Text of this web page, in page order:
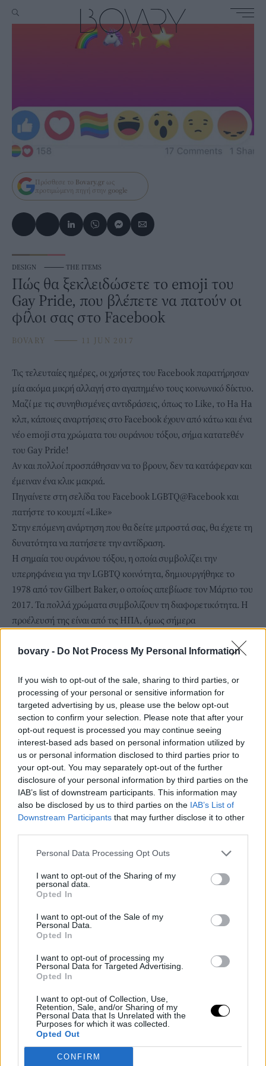
bovary - Do Not Process My Personal Information
If you wish to opt-out of the sale, sharing to third parties, or
processing of your personal or sensitive information for
targeted advertising by us, please use the below opt-out
section to confirm your selection. Please note that after your
opt-out request is processed you may continue seeing
interest-based ads based on personal information utilized by
us or personal information disclosed to third parties prior to
your opt-out. You may separately opt-out of the further
disclosure of your personal information by third parties on the
IAB’s list of downstream participants. This information may
also be disclosed by us to third parties on the IAB’s List of
Downstream Participants that may further disclose it to other
Personal Data Processing Opt Outs
I want to opt-out of the Sharing of my
personal data.
Opted In
I want to opt-out of the Sale of my
Personal Data.
Opted In
I want to opt-out of processing my
Personal Data for Targeted Advertising.
Opted In
I want to opt-out of Collection, Use,
Retention, Sale, and/or Sharing of my
Personal Data that Is Unrelated with the
Purposes for which it was collected.
Opted Out
CONFIRM
Πρόσθεσε το Bovary.gr ως
προτιμώμενη πηγή στην google
DESIGN ⸻ THE ITEMS
Πώς θα ξεκλειδώσετε το emoji του
Gay Pride, που βλέπετε να πατούν οι
φίλοι σας στο Facebook
BOVARY ⸻ 11 JUN 2017
Τις τελευταίες ημέρες, οι χρήστες του Facebook παρατήρησαν
μία ακόμα μικρή αλλαγή στο αγαπημένο τους κοινωνικό δίκτυο.
Μαζί με τις συνηθισμένες αντιδράσεις, όπως το Like, το Ha Ha
κλπ, κάποιες αναρτήσεις στο Facebook έχουν από κάτω και ένα
νέο emoji στα χρώματα του ουράνιου τόξου, σήμα κατατεθέν
του Gay Pride!
Αν και πολλοί προσπάθησαν να το βρουν, δεν τα κατάφεραν και
έμειναν ένα κλικ μακριά.
Πηγαίνετε στη σελίδα του Facebook LGBTQ@Facebook και
πατήστε το κουμπί «Like»
Στην επόμενη ανάρτηση που θα δείτε μπροστά σας, θα έχετε τη
δυνατότητα να πατήσετε την αντίδραση.
Η σημαία του ουράνιου τόξου, η οποία συμβολίζει την
υπερηφάνεια για την LGBTQ κοινότητα, δημιουργήθηκε το
1978 από τον Gilbert Baker, ο οποίος απεβίωσε τον Μάρτιο του
2017. Τα πολλά χρώματα συμβολίζουν τη διαφορετικότητα. Η
προέλευσή της είναι από τις ΗΠΑ, όμως σήμερα
FACEBOOK PRIDE EMOJI